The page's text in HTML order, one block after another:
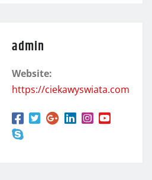
admin
Website:
https://ciekawyswiata.com